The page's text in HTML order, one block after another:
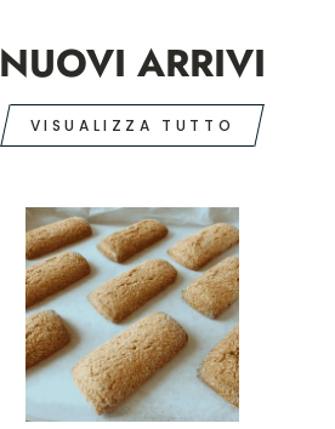
NUOVI ARRIVI
VISUALIZZA TUTTO